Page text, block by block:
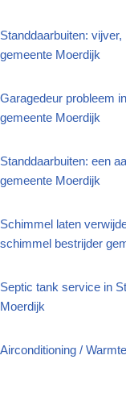
Standdaarbuiten:
gemeente Moerdijk
Garagedeur probleem
gemeente Moerdijk
Standdaarbuiten: een
gemeente Moerdijk
Schimmel laten
schimmel bestrijder
Septic tank service in
Moerdijk
Airconditioning /